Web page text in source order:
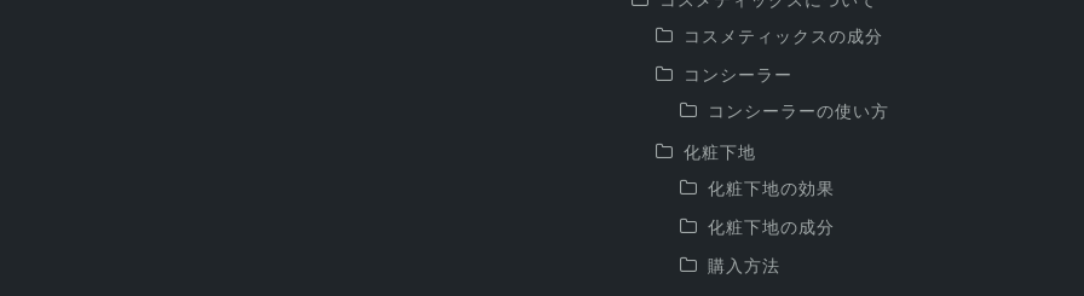
コスメティックスの成分
コンシーラー
コンシーラーの使い方
化粧下地
化粧下地の効果
化粧下地の成分
購入方法